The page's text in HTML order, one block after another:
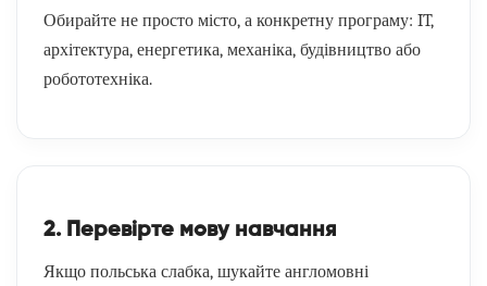
Обирайте не просто місто, а конкретну програму: IT,
архітектура, енергетика, механіка, будівництво або
робототехніка.
2. Перевірте мову навчання
Якщо польська слабка, шукайте англомовні